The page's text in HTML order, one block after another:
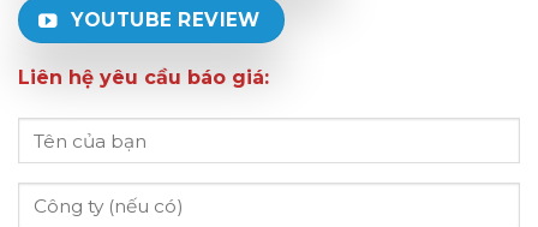
YOUTUBE REVIEW
Liên hệ yêu cầu báo giá: